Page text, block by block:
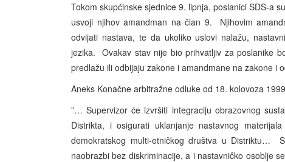
Tokom skupćinske sjednice 9. lipnja, poslanici SDS-a
usvoji njihov amandman na član 9. Njihovim
odvijati nastava, te da ukoliko uslovi nalažu,
jezika. Ovakav stav nije bio prihvatljiv za poslanike
predlažu ili odbijaju zakone i amandmane na zakone i
Aneks Konačne arbitražne odluke od 18. kolovoza
”… Supervizor će izvršiti integraciju obrazovnog
Distrikta, i osigurati uklanjanje nastavnog
demokratskog multi-etničkog društva u Distriktu…
naobrazbi bez diskriminacije, a i nastavničko osoblje